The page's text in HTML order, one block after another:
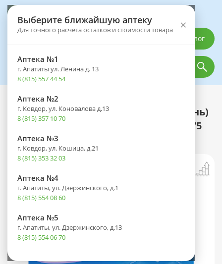
Выберите ближайшую аптеку
Для точного расчета остатков и стоимости товара ×
Аптека №1
г. Апатиты ул. Ленина д. 13
8 (815) 557 44 54
Аптека №2
г. Ковдор, ул. Коновалова д.13
8 (815) 357 10 70
Аптека №3
г. Ковдор, ул. Кошица, д.21
8 (815) 353 32 03
Аптека №4
г. Апатиты, ул. Дзержинского, д.1
8 (815) 554 08 60
Аптека №5
г. Апатиты, ул. Дзержинского, д.13
8 (815) 554 06 70
Каталог
Каталог Оптика
Линзы SofLens Daily Disposable (1 день)
R 8.6 контактные мягкие корриг. -3,75
№30